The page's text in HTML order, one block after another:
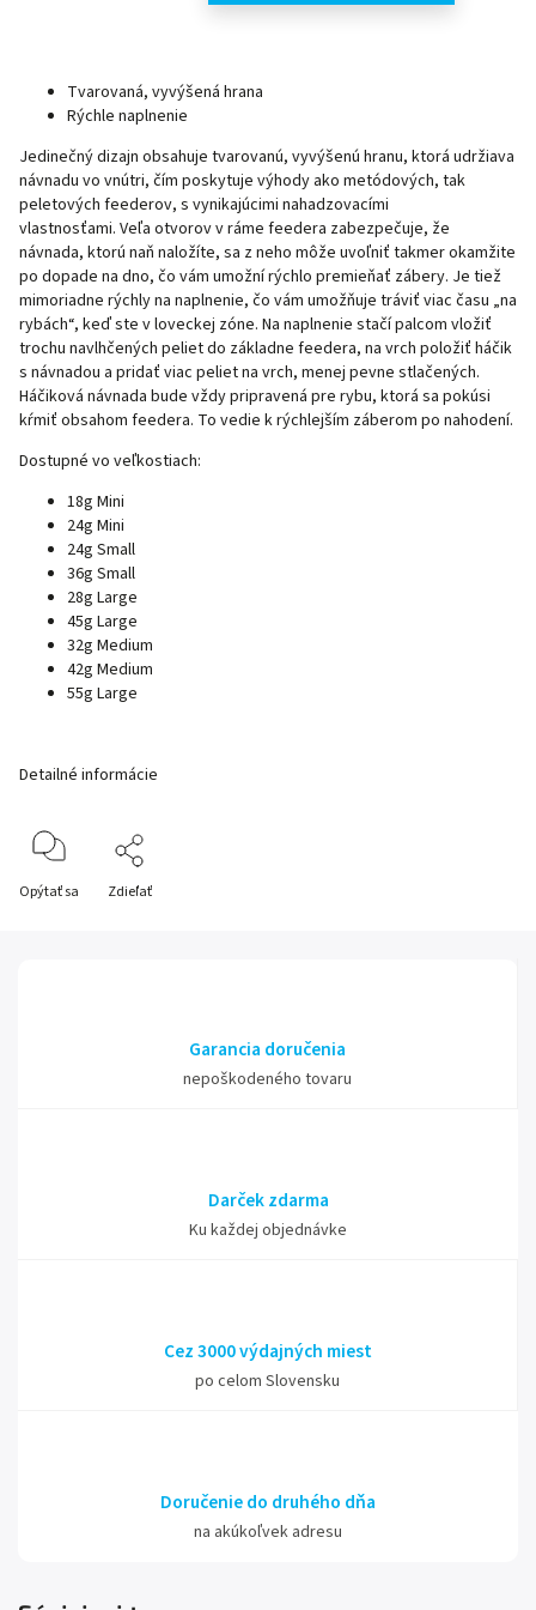
Tvarovaná, vyvýšená hrana
Rýchle naplnenie
Jedinečný dizajn obsahuje tvarovanú, vyvýšenú hranu, ktorá udržiava
návnadu vo vnútri, čím poskytuje výhody ako metódových, tak
peletových feederov, s vynikajúcimi nahadzovacími
vlastnosťami. Veľa otvorov v ráme feedera zabezpečuje, že
návnada, ktorú naň naložíte, sa z neho môže uvoľniť takmer okamžite
po dopade na dno, čo vám umožní rýchlo premieňať zábery. Je tiež
mimoriadne rýchly na naplnenie, čo vám umožňuje tráviť viac času „na
rybách“, keď ste v loveckej zóne. Na naplnenie stačí palcom vložiť
trochu navlhčených peliet do základne feedera, na vrch položiť háčik
s návnadou a pridať viac peliet na vrch, menej pevne stlačených.
Háčiková návnada bude vždy pripravená pre rybu, ktorá sa pokúsi
kŕmiť obsahom feedera. To vedie k rýchlejším záberom po nahodení.
Dostupné vo veľkostiach:
18g Mini
24g Mini
24g Small
36g Small
28g Large
45g Large
32g Medium
42g Medium
55g Large
Detailné informácie
Opýtať sa Zdieľať
Garancia doručenia
nepoškodeného tovaru
Darček zdarma
Ku každej objednávke
Cez 3000 výdajných miest
po celom Slovensku
Doručenie do druhého dňa
na akúkoľvek adresu